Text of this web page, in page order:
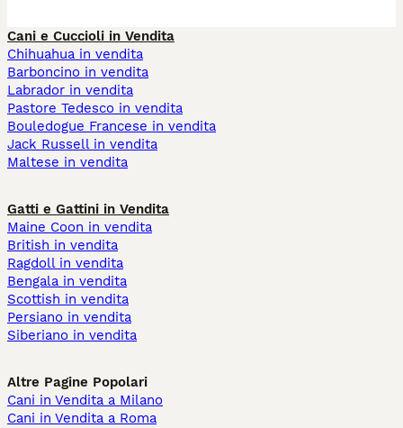
Cani e Cuccioli in Vendita
Chihuahua in vendita
Barboncino in vendita
Labrador in vendita
Pastore Tedesco in vendita
Bouledogue Francese in vendita
Jack Russell in vendita
Maltese in vendita
Gatti e Gattini in Vendita
Maine Coon in vendita
British in vendita
Ragdoll in vendita
Bengala in vendita
Scottish in vendita
Persiano in vendita
Siberiano in vendita
Altre Pagine Popolari
Cani in Vendita a Milano
Cani in Vendita a Roma